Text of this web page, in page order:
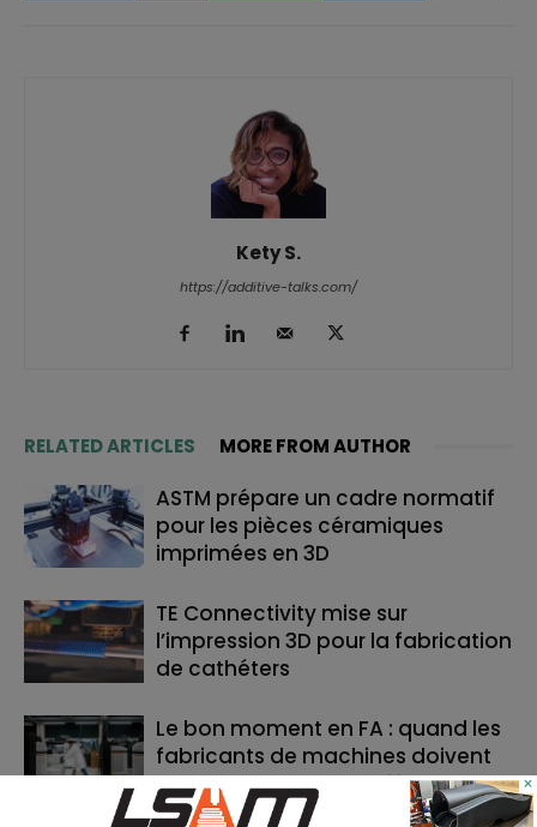
Kety S.
https://additive-talks.com/
RELATED ARTICLES MORE FROM AUTHOR
ASTM prépare un cadre normatif
pour les pièces céramiques
imprimées en 3D
TE Connectivity mise sur
l’impression 3D pour la fabrication
de cathéters
Le bon moment en FA : quand les
fabricants de machines doivent
lancer, et quand les utilisateurs
doivent investir
×